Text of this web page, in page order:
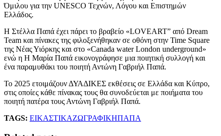
Όμιλου για την UNESCO Τεχνών, Λόγου και Επιστημών
Ελλάδος.
Η Στέλλα Παπά έχει πάρει το βραβείο «LOVEART” από Dream
Team και πίνακες της φιλοξενήθηκαν σε οθόνη στην Time Square
της Νέας Υιόρκης και στο «Canada water London underground»
ενώ η Η Μαρία Παπά εικονογράφησε μια ποιητική συλλογή και
ένα παραμυθάκι του ποιητή Αντώνη Γαβριήλ Παπά.
Το 2025 ετοιμάζουν ΔΥΑΔΙΚΕΣ εκθέσεις σε Ελλάδα και Κύπρο,
στις οποίες κάθε πίνακας τους θα συνοδεύεται με ποιήματα του
ποιητή πατέρα τους Αντώνη Γαβριήλ Παπά.
TAGS: ΕΙΚΑΣΤΙΚΑΖΩΓΡΑΦΙΚΗΠΑΠΑ